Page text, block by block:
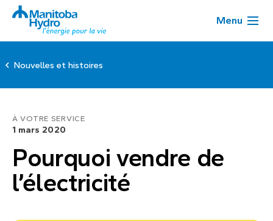
Menu
Nouvelles et histoires
À VOTRE SERVICE
1 mars 2020
Pourquoi vendre de
l’électricité